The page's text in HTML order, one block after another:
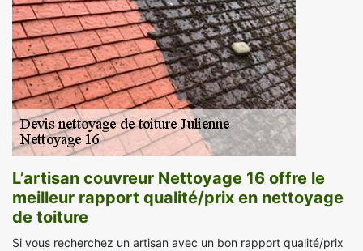
L’artisan couvreur Nettoyage 16 offre le
meilleur rapport qualité/prix en nettoyage
de toiture
Si vous recherchez un artisan avec un bon rapport qualité/prix